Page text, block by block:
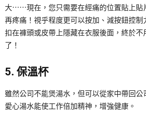
大⋯⋯現在，您只需要在經痛的位置貼上貼
再疼痛！視乎程度更可以按加、減按鈕控制
扣在褲頭或皮帶上隱藏在衣服後面，終於不
了！
5. 保溫杯
雖然公司不能煲湯水，但可以從家中帶回公
愛心湯水能使工作倍加精神，增強健康。